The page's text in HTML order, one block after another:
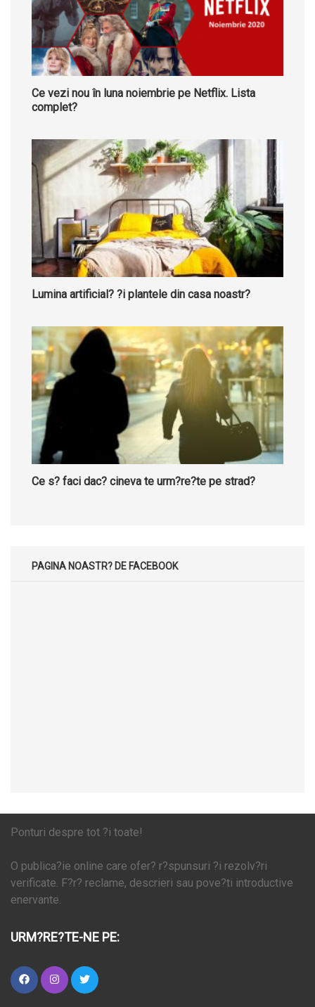
Ce vezi nou în luna noiembrie pe Netflix. Lista
complet?
Lumina artificial? ?i plantele din casa noastr?
Ce s? faci dac? cineva te urm?re?te pe strad?
PAGINA NOASTR? DE FACEBOOK
Ponturi despre tot ?i toate!
O publica?ie online care ofer? r?spunsuri ?i rezolv?ri
verificate. F?r? reclame, descrieri sau pove?ti introductive
enervante.
URM?RE?TE-NE PE: